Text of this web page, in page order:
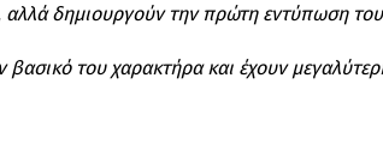
αλλά δημιουργούν την πρώτη εντύπωση
του χαρακτήρα και έχουν